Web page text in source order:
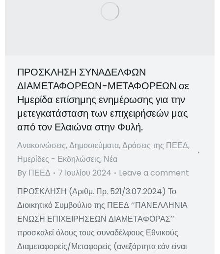
ΠΡΟΣΚΛΗΣΗ ΣΥΝΑΔΕΛΦΩΝ
ΔΙΑΜΕΤΑΦΟΡΕΩΝ-ΜΕΤΑΦΟΡΕΩΝ σε
Ημερίδα επίσημης ενημέρωσης για την
μετεγκατάσταση των επιχειρήσεών μας
από τον Ελαιώνα στην Φυλή.
Ανακοινώσεις,Δημοσιεύματα,Δράσεις της ΠΕΕΔ,
Ημερίδες - Εκδηλώσεις, Νέα
By ΠΕΕΔ 7 Ιουλίου 2024
Leave a comment
ΠΡΟΣΚΛΗΣΗ (Αριθμ. Πρ. 521/3.07.2024) Το
Διοικητικό Συμβούλιο της ΠΕΕΔ ‘’ΠΑΝΕΛΛΗΝΙΑ
ΕΝΩΣΗ ΕΠΙΧΕΙΡΗΣΕΩΝ ΔΙΑΜΕΤΑΦΟΡΑΣ’’
προσκαλεί όλους τους συναδέλφους Εθνικούς
Διαμεταφορείς/Μεταφορείς (ανεξάρτητα εάν είναι